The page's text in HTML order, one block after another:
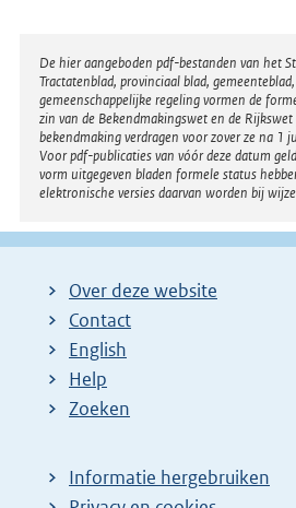
Disclaimer
De hier aangeboden pdf-bestanden van het
Tractatenblad, provinciaal blad,
gemeenschappelijke regeling vormen de
zin van de Bekendmakingswet en de
bekendmaking verdragen voor zover ze na 1
Voor pdf-publicaties van vóór deze datum
vorm uitgegeven bladen formele status
elektronische versies daarvan worden bij
Over deze website
Contact
English
Help
Zoeken
Informatie hergebruiken